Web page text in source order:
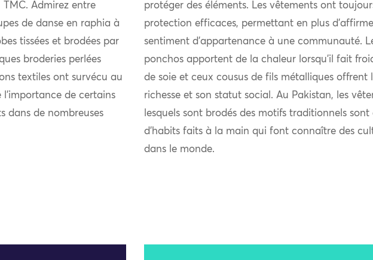
Admirez entre
de danse en raphia à
tissées et brodées par
broderies perlées
textiles ont survécu au
l’importance de certains
dans de nombreuses
protéger des éléments. Les vêtements ont
protection efficaces, permettant en plus
sentiment d’appartenance à une communauté.
ponchos apportent de la chaleur lorsqu’il fait
de soie et ceux cousus de fils métalliques offrent
richesse et son statut social. Au Pakistan, les
lesquels sont brodés des motifs traditionnels sont
d’habits faits à la main qui font connaître des
dans le monde.